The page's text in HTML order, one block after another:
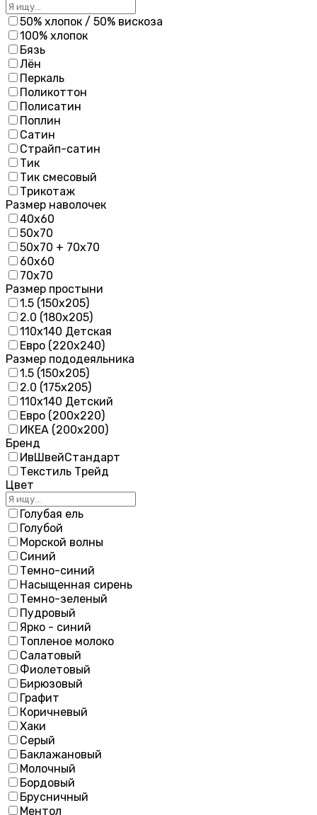
50% хлопок / 50% вискоза
100% хлопок
Бязь
Лён
Перкаль
Поликоттон
Полисатин
Поплин
Сатин
Страйп-сатин
Тик
Тик смесовый
Трикотаж
Размер наволочек
40х60
50х70
50х70 + 70х70
60х60
70х70
Размер простыни
1.5 (150х205)
2.0 (180х205)
110х140 Детская
Евро (220х240)
Размер пододеяльника
1.5 (150х205)
2.0 (175х205)
110х140 Детский
Евро (200х220)
ИКЕА (200х200)
Бренд
ИвШвейСтандарт
Текстиль Трейд
Цвет
Голубая ель
Голубой
Морской волны
Синий
Темно-синий
Насыщенная сирень
Темно-зеленый
Пудровый
Ярко - синий
Топленое молоко
Салатовый
Фиолетовый
Бирюзовый
Графит
Коричневый
Хаки
Серый
Баклажановый
Молочный
Бордовый
Брусничный
Ментол